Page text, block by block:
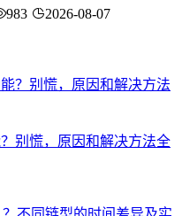
983 2026-08-07
别慌，原因和解决方法全